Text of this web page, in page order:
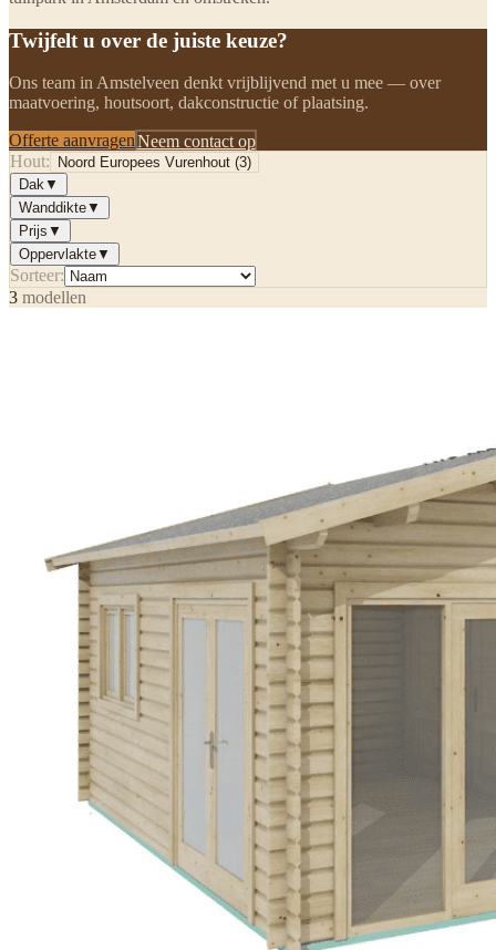
Twijfelt u over de juiste keuze?
Ons team in Amstelveen denkt vrijblijvend met u mee — over
maatvoering, houtsoort, dakconstructie of plaatsing.
Offerte aanvragenNeem contact op
Hout:
Noord Europees Vurenhout (3)
Dak▼
Wanddikte▼
Prijs ▼
Oppervlakte▼
Sorteer:
3 modellen